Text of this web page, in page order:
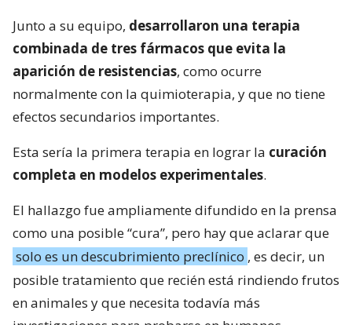
Junto a su equipo, desarrollaron una terapia
combinada de tres fármacos que evita la
aparición de resistencias, como ocurre
normalmente con la quimioterapia, y que no tiene
efectos secundarios importantes.
Esta sería la primera terapia en lograr la curación
completa en modelos experimentales.
El hallazgo fue ampliamente difundido en la prensa
como una posible “cura”, pero hay que aclarar que
solo es un descubrimiento preclínico , es decir, un
posible tratamiento que recién está rindiendo frutos
en animales y que necesita todavía más